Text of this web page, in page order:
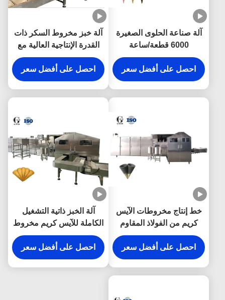
آلة صناعة الحلوى الصغيرة
6000 قطعة/ساعة
احصل على أفضل سعر
آلة خبز مخروط السكر ذات
القدرة الإنتاجية العالية مع
نظام تحكم PLC 10000
قطعة / ساعة
احصل على أفضل سعر
خط إنتاج مخروطات الآيس
كريم من الفولاذ المقاوم
للصدأ
احصل على أفضل سعر
آلة الخبز ذاتية التشغيل
الكاملة للآيس كريم مخروط
مثالية لخط إنتاج مخروط
السكر التجاري
احصل على أفضل سعر